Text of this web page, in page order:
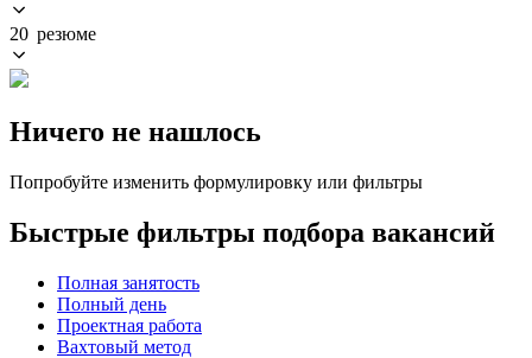
20 резюме
Ничего не нашлось
Попробуйте изменить формулировку или фильтры
Быстрые фильтры подбора вакансий
Полная занятость
Полный день
Проектная работа
Вахтовый метод